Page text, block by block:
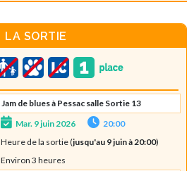
LA SORTIE
Jam de blues à Pessac salle Sortie 13
Mar. 9 juin 2026
20:00
Heure de la sortie (jusqu'au 9 juin à 20:00)
Environ 3 heures